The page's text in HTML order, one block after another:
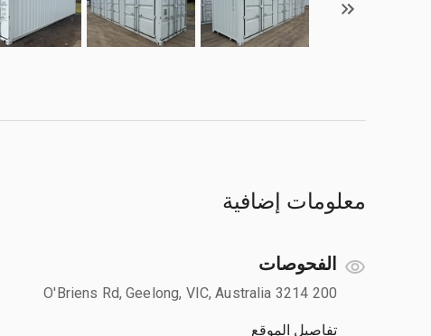
معلومات إضافية
الفحوصات
200 O'Briens Rd, Geelong, VIC, Australia 3214
تفاصيل الموقع